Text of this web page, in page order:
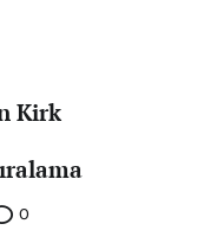
Kirk
0